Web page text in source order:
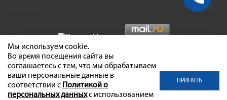
Мы используем cookie.
Во время посещения сайта вы
соглашаетесь с тем, что мы обрабатываем
ваши персональные данные в
соответствии с Политикой о
персональных данныхс использованием
ПРИНЯТЬ